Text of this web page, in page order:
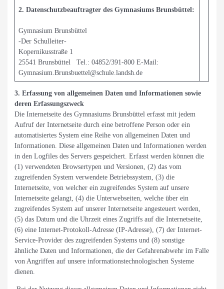
2. Datenschutzbeauftragter des Gymnasiums Brunsbüttel:
Gymnasium Brunsbüttel
-Der Schulleiter-
Kopernikusstraße 1
25541 Brunsbüttel Tel.: 04852/391-800 E-Mail:
Gymnasium.Brunsbuettel@schule.landsh.de
3. Erfassung von allgemeinen Daten und Informationen sowie
deren Erfassungszweck
Die Internetseite des Gymnasiums Brunsbüttel erfasst mit jedem
Aufruf der Internetseite durch eine betroffene Person oder ein
automatisiertes System eine Reihe von allgemeinen Daten und
Informationen. Diese allgemeinen Daten und Informationen werden
in den Logfiles des Servers gespeichert. Erfasst werden können die
(1) verwendeten Browsertypen und Versionen, (2) das vom
zugreifenden System verwendete Betriebssystem, (3) die
Internetseite, von welcher ein zugreifendes System auf unsere
Internetseite gelangt, (4) die Unterwebseiten, welche über ein
zugreifendes System auf unserer Internetseite angesteuert werden,
(5) das Datum und die Uhrzeit eines Zugriffs auf die Internetseite,
(6) eine Internet-Protokoll-Adresse (IP-Adresse), (7) der Internet-
Service-Provider des zugreifenden Systems und (8) sonstige
ähnliche Daten und Informationen, die der Gefahrenabwehr im Falle
von Angriffen auf unsere informationstechnologischen Systeme
dienen.